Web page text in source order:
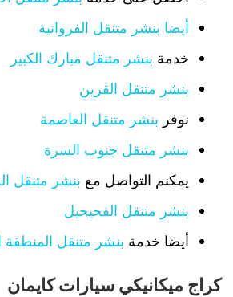
أيضا بنشر متنقل الفروانية
خدمة بنشر متنقل مبارك الكبير
بنشر متنقل القرين
نوفر بنشر متنقل العاصمة
بنشر متنقل جنوب السرة
يمكنم التواصل مع بنشر متنقل
بنشر متنقل الفحيحيل
أيضا خدمة بنشر متنقل المنطقة
كراج ميكانيكي سيارات كايمان